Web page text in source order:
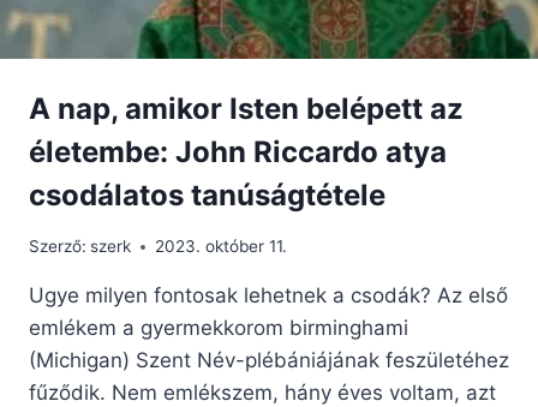
PÁPA
DYNAMITE
A nap, amikor Isten belépett az
életembe: John Riccardo atya
csodálatos tanúságtétele
Szerző: szerk 2023. október 11.
Ugye milyen fontosak lehetnek a csodák? Az első
emlékem a gyermekkorom birminghami
(Michigan) Szent Név-plébániájának feszületéhez
fűződik. Nem emlékszem, hány éves voltam, azt